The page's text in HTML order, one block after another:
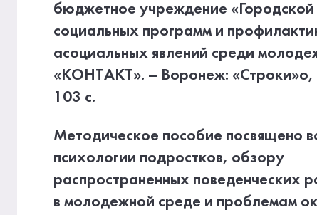
бюджетное учреждение «Городской
социальных программ и
асоциальных явлений среди
«КОНТАКТ». – Воронеж: «Строки»о,
103 с.
Методическое пособие посвящено
психологии подростков, обзору
распространенных поведенческих
в молодежной среде и проблемам